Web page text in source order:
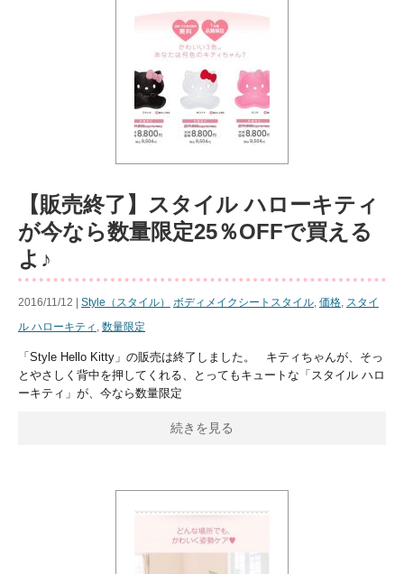
【販売終了】スタイル ハローキティ
が今なら数量限定25％OFFで買える
よ♪
2016/11/12 | Style（スタイル） ボディメイクシートスタイル, 価格, スタイ
ル ハローキティ , 数量限定
「Style Hello Kitty」の販売は終了しました。 キティちゃんが、そっ
とやさしく背中を押してくれる、とってもキュートな「スタイル ハロ
ーキティ」が、今なら数量限定
続きを見る